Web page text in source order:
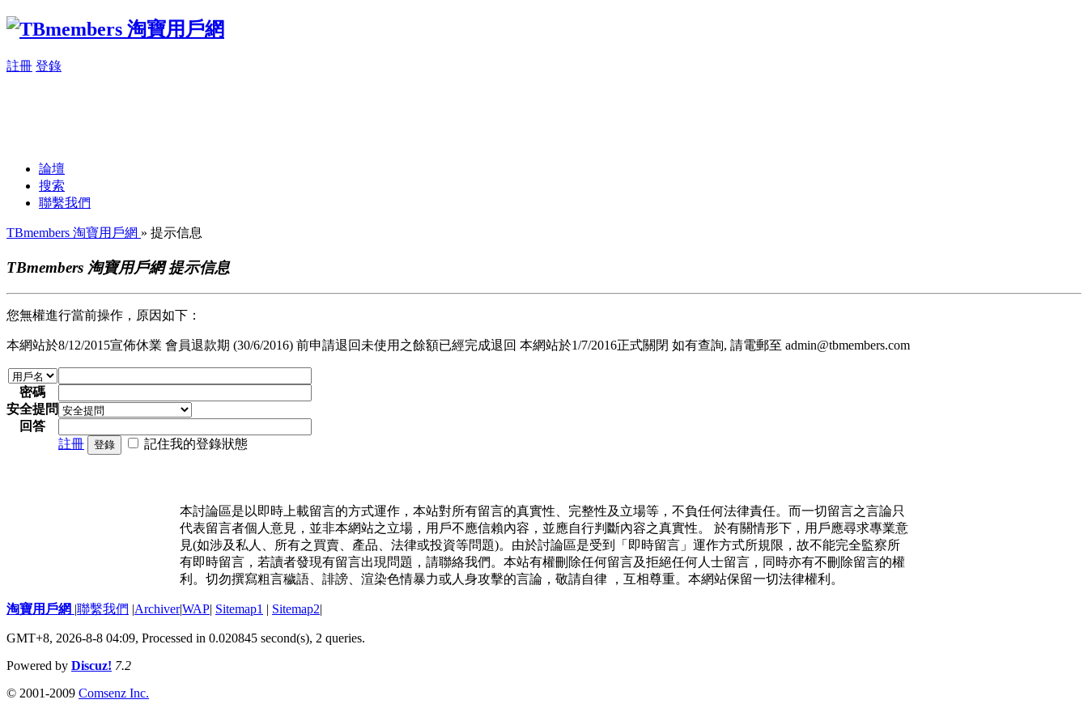
註冊 登錄
論壇
搜索
聯繫我們
TBmembers 淘寶用戶網 » 提示信息
TBmembers 淘寶用戶網 提示信息
您無權進行當前操作，原因如下：
本網站於8/12/2015宣佈休業 會員退款期 (30/6/2016) 前申請退回未使用之餘額已經完成退回 本網站於1/7/2016正式關閉 如有查詢, 請電郵至 admin@tbmembers.com
密碼
安全提問
回答
註冊
登錄 記住我的登錄狀態
本討論區是以即時上載留言的方式運作，本站對所有留言的真實性、完整性及立場等，不負任何法律責任。而一切留言之言論只
代表留言者個人意見，並非本網站之立場，用戶不應信賴內容，並應自行判斷內容之真實性。 於有關情形下，用戶應尋求專業意
見(如涉及私人、所有之買賣、產品、法律或投資等問題)。由於討論區是受到「即時留言」運作方式所規限，故不能完全監察所
有即時留言，若讀者發現有留言出現問題，請聯絡我們。本站有權刪除任何留言及拒絕任何人士留言，同時亦有不刪除留言的權
利。切勿撰寫粗言穢語、誹謗、渲染色情暴力或人身攻擊的言論，敬請自律 ，互相尊重。本網站保留一切法律權利。
淘寶用戶網 |聯繫我們 |Archiver|WAP| Sitemap1 | Sitemap2|
GMT+8, 2026-8-8 04:09, Processed in 0.020845 second(s), 2 queries.
Powered by Discuz! 7.2
© 2001-2009 Comsenz Inc.